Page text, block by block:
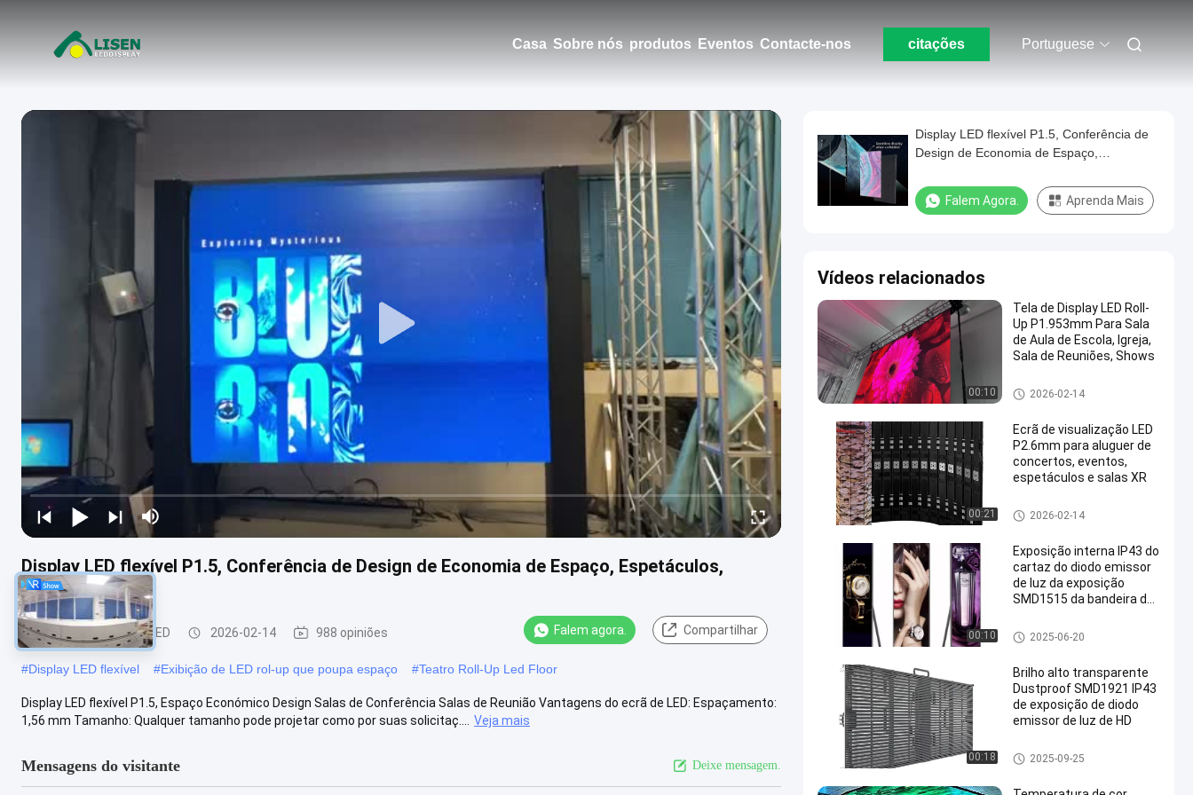
Casa Sobre nós produtos Eventos Contacte-nos citações Portuguese
Display LED flexível P1.5, Conferência de Design de Economia de Espaço, Espetáculos,
Teatro
Display de rolagem LED 2026-02-14 988 opiniões Falem agora. Compartilhar
#Display LED flexível #Exibição de LED rol-up que poupa espaço #Teatro Roll-Up Led Floor
Display LED flexível P1.5, Espaço Económico Design Salas de Conferência Salas de Reunião Vantagens do ecrã de LED: Espaçamento:
1,56 mm Tamanho: Qualquer tamanho pode projetar como por suas solicitaç....
Veja mais
Mensagens do visitante Deixe mensagem.
Display LED flexível P1.5, Conferência de
Design de Economia de Espaço,
Falem Agora. Aprenda Mais
Vídeos relacionados
00:10
Tela de Display LED Roll-
Up P1.953mm Para Sala
de Aula de Escola, Igreja,
Sala de Reuniões, Shows
Display de rolagem LED
2026-02-14
00:21
Ecrã de visualização LED
P2.6mm para aluguer de
concertos, eventos,
espetáculos e salas XR
Display de rolagem LED
2026-02-14
00:10
Exposição interna IP43 do
cartaz do diodo emissor
de luz da exposição
SMD1515 da bandeira do
P1.86
Exposição da bandeira do dio
do emissor de luz
2025-06-20
00:18
Brilho alto transparente
Dustproof SMD1921 IP43
de exposição de diodo
emissor de luz de HD
Telas transparentes do diodo
emissor de luz
2025-09-25